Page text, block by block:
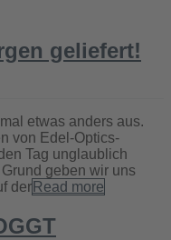
geliefert!
etwas anders aus.
von Edel-Optics-
Tag unglaublich
geben wir uns
der Read more